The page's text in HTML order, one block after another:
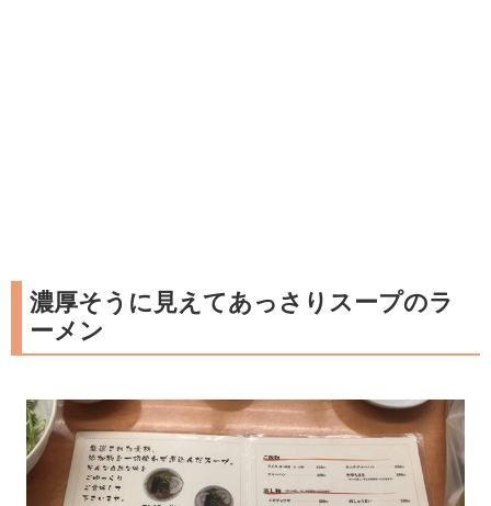
濃厚そうに見えてあっさりスープのラ
ーメン